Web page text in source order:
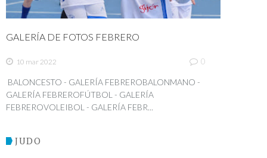
GALERÍA DE FOTOS FEBRERO
10 mar 2022 0
BALONCESTO - GALERÍA FEBREROBALONMANO -
GALERÍA FEBREROFÚTBOL - GALERÍA
FEBREROVOLEIBOL - GALERÍA FEBR...
JUDO